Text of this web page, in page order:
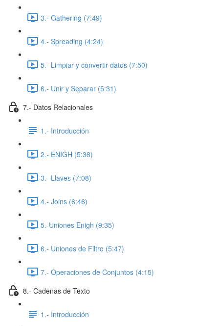
3.- Gathering (7:49)
4.- Spreading (4:24)
5.- Limpiar y convertir datos (7:50)
6.- Unir y Separar (5:31)
7.- Datos Relacionales
1.- Introducción
2.- ENIGH (5:38)
3.- Llaves (7:08)
4.- Joins (6:46)
5.-Uniones Enigh (9:35)
6.- Uniones de Filtro (5:47)
7.- Operaciones de Conjuntos (4:15)
8.- Cadenas de Texto
1.- Introducción